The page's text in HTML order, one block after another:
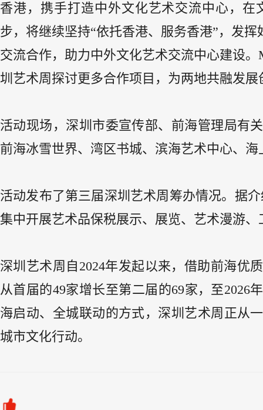
香港，携手打造中外文化艺术交流中心，
步，将继续坚持“依托香港、服务香港”，发
交流合作，助力中外文化艺术交流中心建设
圳艺术周探讨更多合作项目，为两地共融发
活动现场，深圳市委宣传部、前海管理局有
前海冰雪世界、湾区书城、滨海艺术中心、
活动发布了第三届深圳艺术周筹办情况。据
集中开展艺术品保税展示、展览、艺术漫游
深圳艺术周自2024年发起以来，借助前海优
从首届的49家增长至第二届的69家，至2026
海启动、全城联动的方式，深圳艺术周正从
城市文化行动。